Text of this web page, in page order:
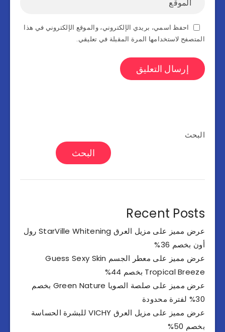
احفظ اسمي، بريدي الإلكتروني، والموقع الإلكتروني في هذا
المتصفح لاستخدامها المرة المقبلة في تعليقي.
البحث
البحث
Recent Posts
عرض مميز على مزيل العرق StarVille Whitening رول
أون بخصم 36%
عرض مميز على معطر الجسم Guess Sexy Skin
Tropical Breeze بخصم 44%
عرض مميز على صلصة الصويا Green Nature بخصم
30% لفترة محدودة
عرض مميز على مزيل العرق VICHY للبشرة الحساسة
بخصم 50%